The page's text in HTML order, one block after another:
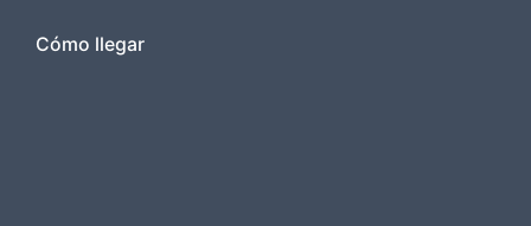
Cómo llegar